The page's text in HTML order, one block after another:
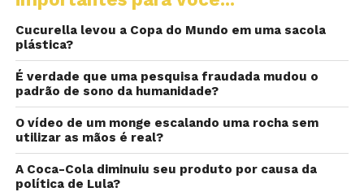
Cucurella levou a Copa do Mundo em uma sacola
plástica?
É verdade que uma pesquisa fraudada mudou o
padrão de sono da humanidade?
O vídeo de um monge escalando uma rocha sem
utilizar as mãos é real?
A Coca-Cola diminuiu seu produto por causa da
política de Lula?